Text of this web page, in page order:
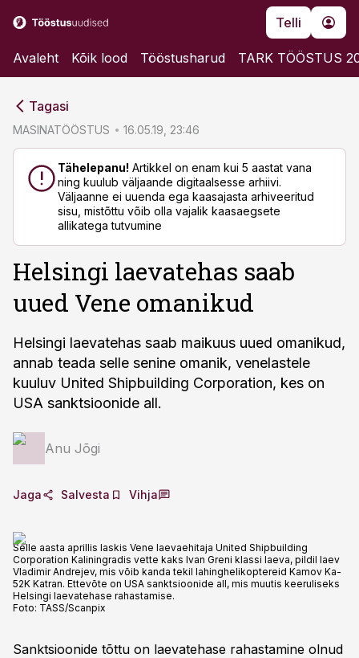
Telli
Avaleht Kõik lood Tööstusharud TARK TÖÖSTUS
Tagasi
MASINATÖÖSTUS 16.05.19, 23:46
Tähelepanu! Artikkel on enam kui 5 aastat vana
ning kuulub väljaande digitaalsesse arhiivi.
Väljaanne ei uuenda ega kaasajasta arhiveeritud
sisu, mistõttu võib olla vajalik kaasaegsete
allikatega tutvumine
Helsingi laevatehas saab
uued Vene omanikud
Helsingi laevatehas saab maikuus uued omanikud,
annab teada selle senine omanik, venelastele
kuuluv United Shipbuilding Corporation, kes on
USA sanktsioonide all.
Anu Jõgi
Jaga Salvesta Vihja
Selle aasta aprillis laskis Vene laevaehitaja United Shipbuilding
Corporation Kaliningradis vette kaks Ivan Greni klassi laeva, pildil laev
Vladimir Andrejev, mis võib kanda tekil lahinghelikoptereid Kamov Ka-
52K Katran. Ettevõte on USA sanktsioonide all, mis muutis keeruliseks
Helsingi laevatehase rahastamise.
Foto: TASS/Scanpix
Sanktsioonide tõttu on laevatehase rahastamine olnud